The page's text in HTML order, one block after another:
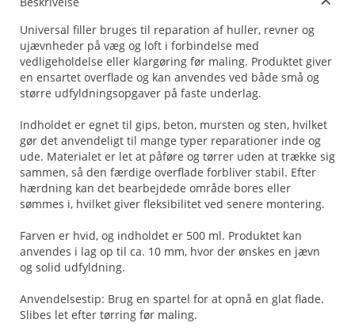
Universal filler bruges til reparation af huller, revner og
ujævnheder på væg og loft i forbindelse med
vedligeholdelse eller klargøring før maling. Produktet giver
en ensartet overflade og kan anvendes ved både små og
større udfyldningsopgaver på faste underlag.
Indholdet er egnet til gips, beton, mursten og sten, hvilket
gør det anvendeligt til mange typer reparationer inde og
ude. Materialet er let at påføre og tørrer uden at trække sig
sammen, så den færdige overflade forbliver stabil. Efter
hærdning kan det bearbejdede område bores eller
sømmes i, hvilket giver fleksibilitet ved senere montering.
Farven er hvid, og indholdet er 500 ml. Produktet kan
anvendes i lag op til ca. 10 mm, hvor der ønskes en jævn
og solid udfyldning.
Anvendelsestip: Brug en spartel for at opnå en glat flade.
Slibes let efter tørring før maling.